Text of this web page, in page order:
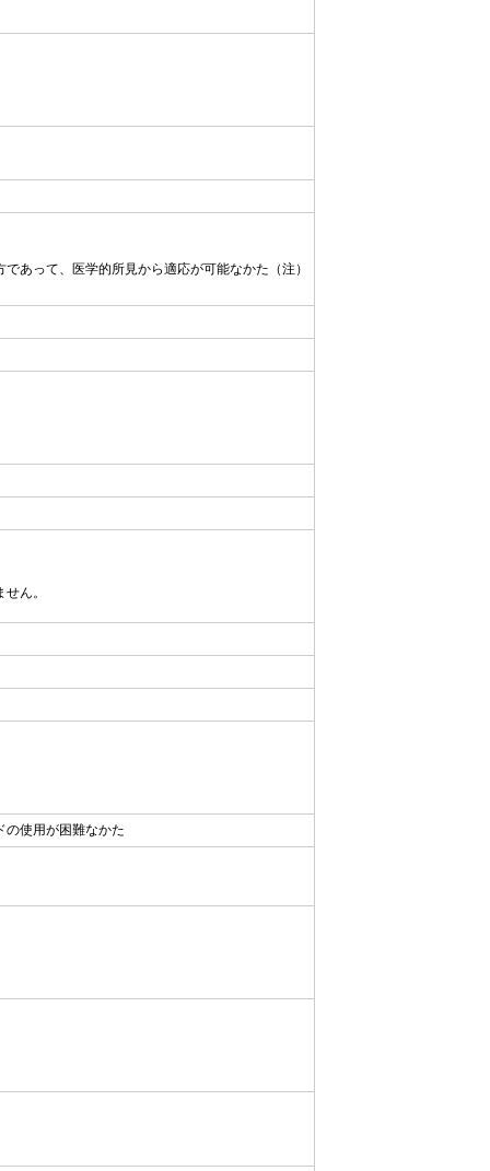
あって、医学的所見から適応が可能なかた（注）
ん。
の使用が困難なかた